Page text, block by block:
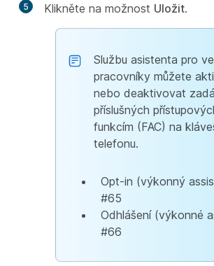
5 Klikněte na možnost Uložit.
Službu asistenta pro
pracovníky můžete
nebo deaktivovat
příslušných
funkcím (FAC) na
telefonu.
Opt-in (výkonný
#65
Odhlášení (výkonné
#66